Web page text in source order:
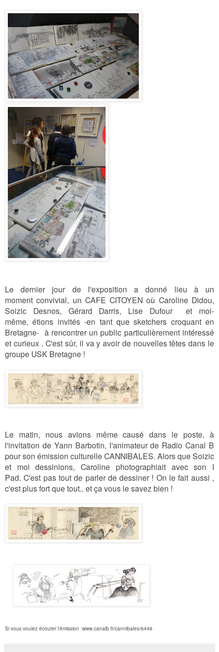
Le dernier jour de l'exposition a donné lieu à un
moment convivial, un CAFE CITOYEN où Caroline Didou,
Soizic Desnos, Gérard Darris, Lise Dufour et moi-
même, étions invités -en tant que sketchers croquant en
Bretagne- à rencontrer un public particulièrement intéressé
et curieux . C'est sûr, il va y avoir de nouvelles têtes dans le
groupe USK Bretagne !
Le matin, nous avions même causé dans le poste, à
l'invitation de Yann Barbotin, l'animateur de Radio Canal B
pour son émission culturelle CANNIBALES. Alors que Soizic
et moi dessinions, Caroline photographiait avec son I
Pad.C'est pas tout de parler de dessiner ! On le fait aussi ,
c'est plus fort que tout.. et ça vous le savez bien !
Si vous voulez écouter l'émission :www.canalb.fr/cannibales/6446